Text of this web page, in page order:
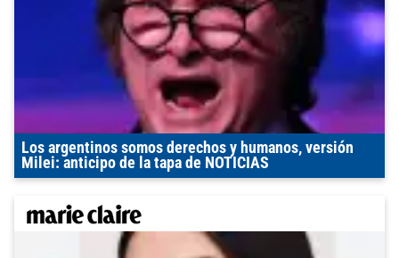
Los argentinos somos derechos y humanos, versión
Milei: anticipo de la tapa de NOTICIAS